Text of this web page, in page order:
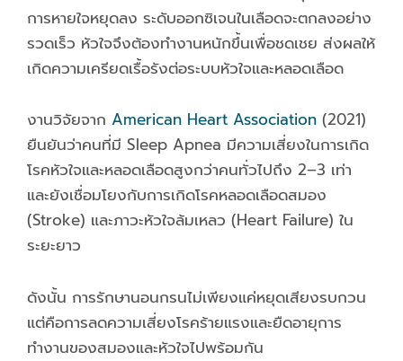
การหายใจหยุดลง ระดับออกซิเจนในเลือดจะตกลงอย่าง
รวดเร็ว หัวใจจึงต้องทำงานหนักขึ้นเพื่อชดเชย ส่งผลให้
เกิดความเครียดเรื้อรังต่อระบบหัวใจและหลอดเลือด
งานวิจัยจาก American Heart Association (2021)
ยืนยันว่าคนที่มี Sleep Apnea มีความเสี่ยงในการเกิด
โรคหัวใจและหลอดเลือดสูงกว่าคนทั่วไปถึง 2–3 เท่า
และยังเชื่อมโยงกับการเกิดโรคหลอดเลือดสมอง
(Stroke) และภาวะหัวใจล้มเหลว (Heart Failure) ใน
ระยะยาว
ดังนั้น การรักษานอนกรนไม่เพียงแค่หยุดเสียงรบกวน
แต่คือการลดความเสี่ยงโรคร้ายแรงและยืดอายุการ
ทำงานของสมองและหัวใจไปพร้อมกัน